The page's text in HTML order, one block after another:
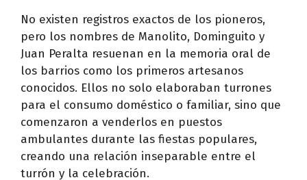
No existen registros exactos de los pioneros,
pero los nombres de Manolito, Dominguito y
Juan Peralta resuenan en la memoria oral de
los barrios como los primeros artesanos
conocidos. Ellos no solo elaboraban turrones
para el consumo doméstico o familiar, sino que
comenzaron a venderlos en puestos
ambulantes durante las fiestas populares,
creando una relación inseparable entre el
turrón y la celebración.